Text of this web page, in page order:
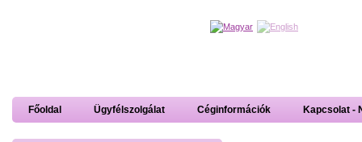
Főoldal Ügyfélszolgálat Céginformációk Kapcsolat -